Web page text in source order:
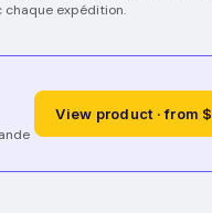
chaque expédition.
View product · from